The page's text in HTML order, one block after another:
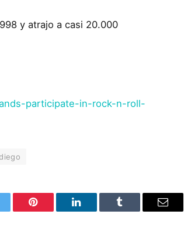
y atrajo a casi 20.000
participate-in-rock-n-roll-
Pinterest LinkedIn Tumblr Email